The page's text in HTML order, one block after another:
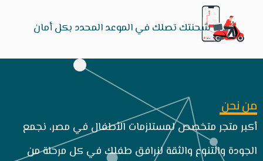
شحنتك تصلك في الموعد المحدد بكل أمان
من نحن
أكبر متجر متخصص لمستلزمات الأطفال في مصر، نجمع
الجودة والتنوع والثقة لنرافق طفلك في كل مرحلة من